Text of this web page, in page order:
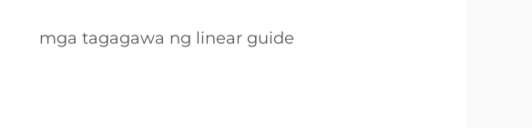
mga tagagawa ng linear guide